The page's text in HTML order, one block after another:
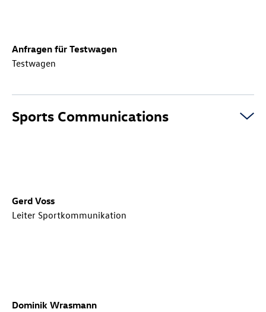
Anfragen für Testwagen
Testwagen
Sports Communications
Gerd Voss
Leiter Sportkommunikation
Dominik Wrasmann